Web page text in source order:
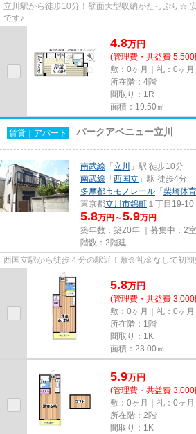
立川駅から徒歩10分！壁面大型収納がたっぷり☆
です♪
4.8万円
(管理費・共益費
敷：0ヶ月｜礼：0ヶ月
所在階：4階
間取り：1R
面積：19.50㎡
賃貸｜アパート パークアベニュー立川
南武線 「立川
」駅 徒歩10分
南武線 「西国立 」駅 徒歩4分
多摩都市モノレール 「柴崎体
東京都立川市錦町 １丁目19-10
5.8万円～5.9万円
築年数：築20年 ｜募集中： 2室
階数：2階建
西国立駅から徒歩４分の駅近！敷金礼金なしで初
5.8万円
(管理費・共益費
敷：0ヶ月｜礼：0ヶ月
所在階：1階
間取り：1K
面積：23.00㎡
5.9万円
(管理費・共益費
敷：0ヶ月｜礼：0ヶ月
所在階：2階
間取り：1K